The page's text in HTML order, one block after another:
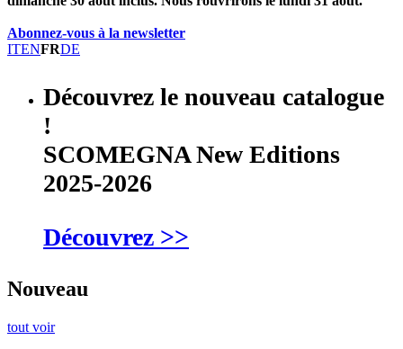
Abonnez-vous à la newsletter
ITENFRDE
Découvrez le nouveau catalogue
!
SCOMEGNA New Editions
2025-2026
Découvrez >>
Nouveau
tout voir